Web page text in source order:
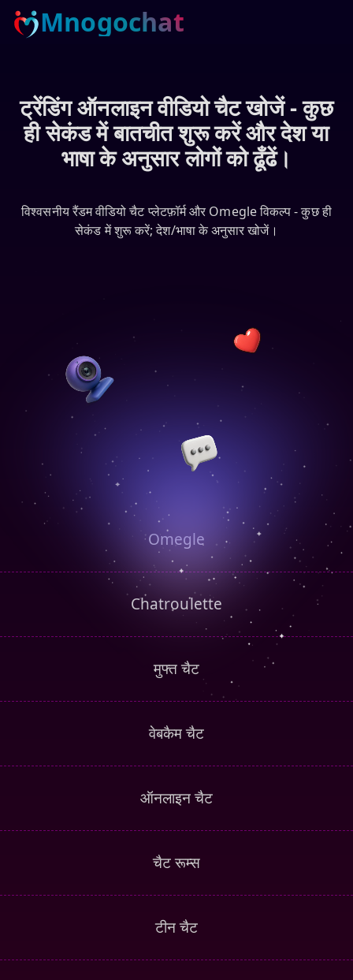
Mnogochat
ट्रेंडिंग ऑनलाइन वीडियो चैट खोजें - कुछ
ही सेकंड में बातचीत शुरू करें और देश या
भाषा के अनुसार लोगों को ढूँढें।
विश्वसनीय रैंडम वीडियो चैट प्लेटफ़ॉर्म और Omegle विकल्प - कुछ ही
सेकंड में शुरू करें; देश/भाषा के अनुसार खोजें।
Omegle
Chatroulette
मुफ्त चैट
वेबकैम चैट
ऑनलाइन चैट
चैट रूम्स
टीन चैट